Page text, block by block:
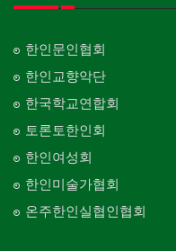
한인문인협회
한인교향악단
한국학교연합회
토론토한인회
한인여성회
한인미술가협회
온주한인실협인협회